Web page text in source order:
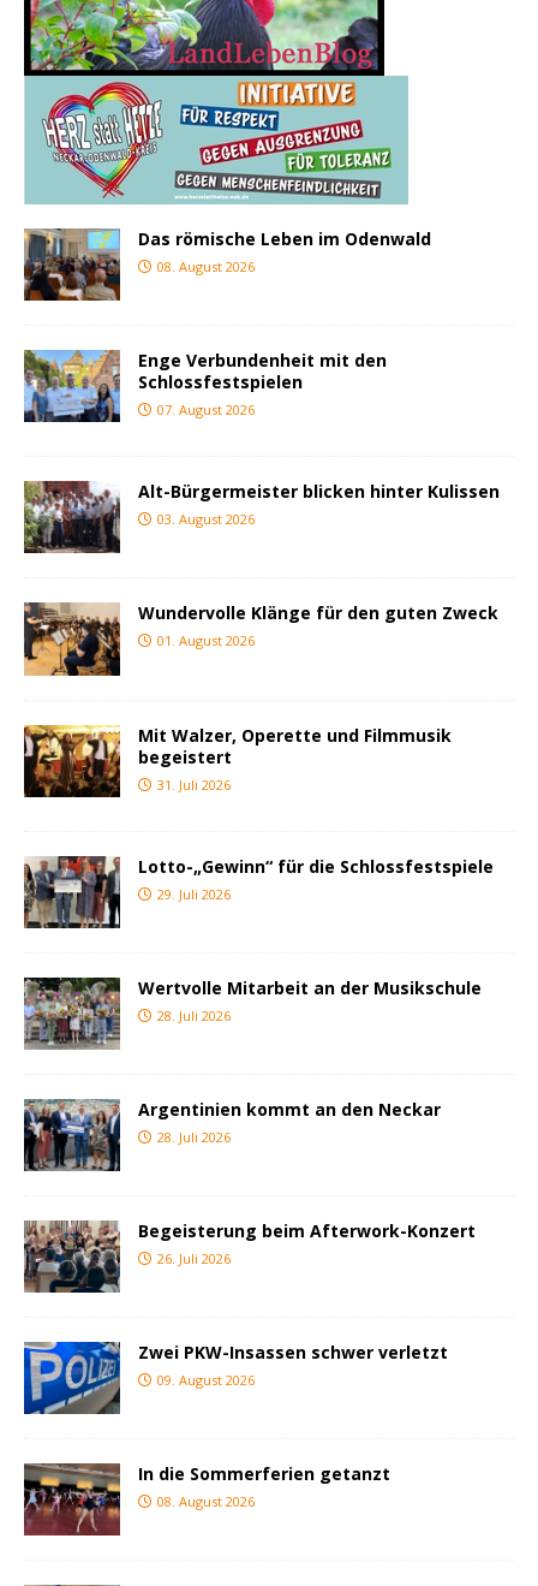
Das römische Leben im Odenwald
08. August 2026
Enge Verbundenheit mit den
Schlossfestspielen
07. August 2026
Alt-Bürgermeister blicken hinter Kulissen
03. August 2026
Wundervolle Klänge für den guten Zweck
01. August 2026
Mit Walzer, Operette und Filmmusik
begeistert
31. Juli 2026
Lotto-„Gewinn“ für die Schlossfestspiele
29. Juli 2026
Wertvolle Mitarbeit an der Musikschule
28. Juli 2026
Argentinien kommt an den Neckar
28. Juli 2026
Begeisterung beim Afterwork-Konzert
26. Juli 2026
Zwei PKW-Insassen schwer verletzt
09. August 2026
In die Sommerferien getanzt
08. August 2026